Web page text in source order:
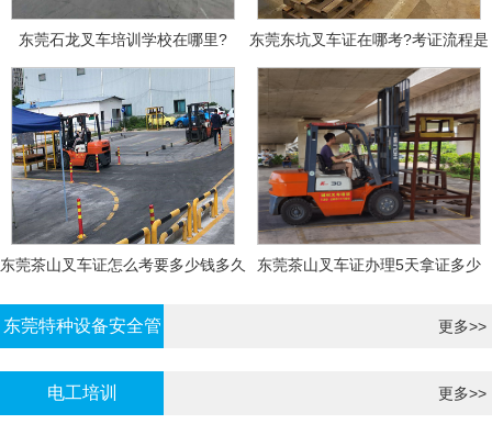
东莞石龙叉车培训学校在哪里?
东莞东坑叉车证在哪考?考证流程是
什么?需要什么资料?
东莞茶山叉车证怎么考要多少钱多久
东莞茶山叉车证办理5天拿证多少
东莞特种设备安全管
理证考证
更多>>
电工培训 更多>>